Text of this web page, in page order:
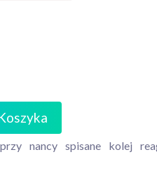
przy nancy spisane kolej